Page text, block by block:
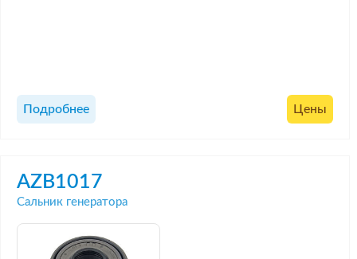
Подробнее Цены
AZB1017
Сальник генератора